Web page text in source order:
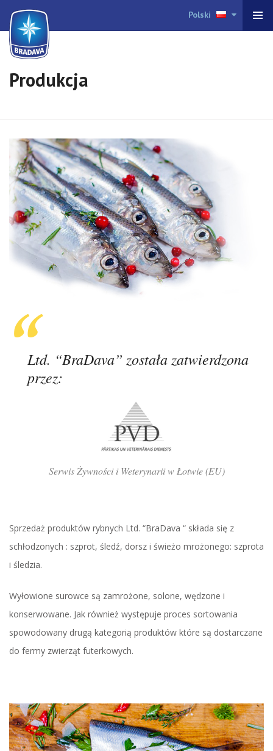
Polski
Produkcja
Ltd. “BraDava” została zatwierdzona
przez:
Serwis Żywności i Weterynarii w Łotwie (EU)
Sprzedaż produktów rybnych Ltd. “BraDava “ składa się z
schłodzonych : szprot, śledź, dorsz i świeżo mrożonego: szprota
i śledzia.
Wyłowione surowce są zamrożone, solone, wędzone i
konserwowane. Jak również występuje proces sortowania
spowodowany drugą kategorią produktów które są dostarczane
do fermy zwierząt futerkowych.